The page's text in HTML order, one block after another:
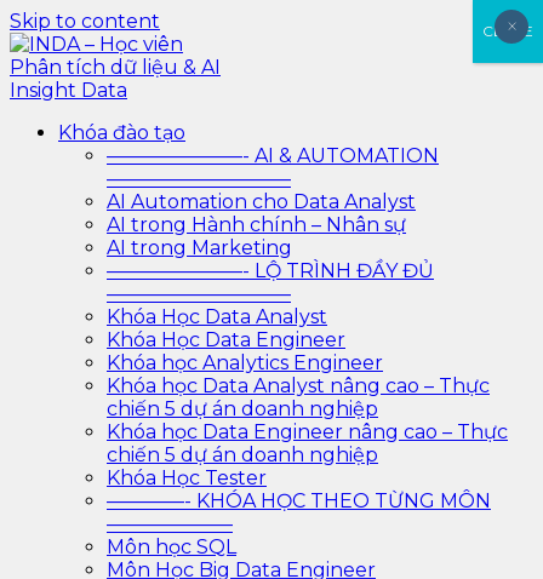
Skip to content
INDA – Học viên Phân tích dữ liệu & AI Insight Data
INDA – Học viện Đào tạo phân tích dữ liệu & AI chuyên
sâu cho ngành ngân hàng – bảo hiểm – chứng khoán
và doanh nghiệp với các project thực tế, cá nhân hóa
lộ trình với AI
Khóa đào tạo
———————- AI & AUTOMATION
—————————–
AI Automation cho Data Analyst
AI trong Hành chính – Nhân sự
AI trong Marketing
———————- LỘ TRÌNH ĐẦY ĐỦ
—————————–
Khóa Học Data Analyst
Khóa Học Data Engineer
Khóa học Analytics Engineer
Khóa học Data Analyst nâng cao – Thực
chiến 5 dự án doanh nghiệp
Khóa học Data Engineer nâng cao – Thực
chiến 5 dự án doanh nghiệp
Khóa Học Tester
————- KHÓA HỌC THEO TỪNG MÔN
——————–
Môn học SQL
Môn Học Big Data Engineer
×
CLOSE
×